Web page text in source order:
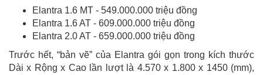
Elantra 1.6 MT - 549.000.000 triệu đồng
Elantra 1.6 AT - 609.000.000 triệu đồng
Elantra 2.0 AT - 659.000.000 triệu đồng
Trước hết, “bản vẽ” của Elantra gói gọn trong kích thước
Dài x Rộng x Cao lần lượt là 4.570 x 1.800 x 1450 (mm),